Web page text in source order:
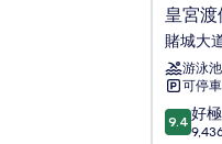
皇
宮
渡
假
村
賭
場
皇宮
賭城大
游泳池
可停車
9.4
分，
9.4 好